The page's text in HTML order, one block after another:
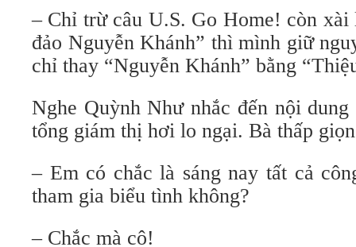
– Chỉ trừ câu U.S. Go Home! còn
đảo Nguyễn Khánh” thì mình giữ
chỉ thay “Nguyễn Khánh” bằng
Nghe Quỳnh Như nhắc đến nội
tổng giám thị hơi lo ngại. Bà thấp
– Em có chắc là sáng nay tất cả
tham gia biểu tình không?
– Chắc mà cô!